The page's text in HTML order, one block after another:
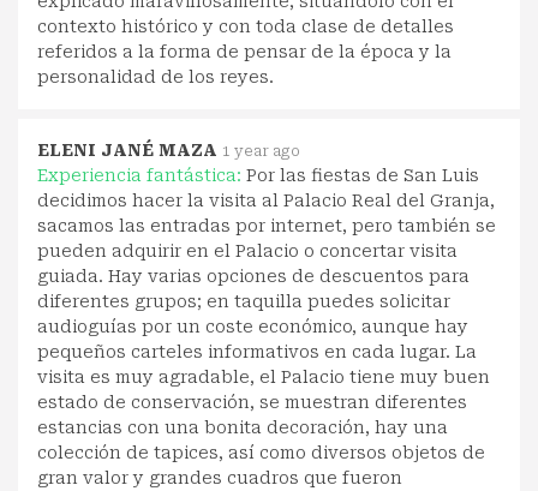
contexto histórico y con toda clase de detalles
referidos a la forma de pensar de la época y la
personalidad de los reyes.
ELENI JANÉ MAZA 1 year ago
Experiencia fantástica: Por las fiestas de San Luis
decidimos hacer la visita al Palacio Real del Granja,
sacamos las entradas por internet, pero también se
pueden adquirir en el Palacio o concertar visita
guiada. Hay varias opciones de descuentos para
diferentes grupos; en taquilla puedes solicitar
audioguías por un coste económico, aunque hay
pequeños carteles informativos en cada lugar. La
visita es muy agradable, el Palacio tiene muy buen
estado de conservación, se muestran diferentes
estancias con una bonita decoración, hay una
colección de tapices, así como diversos objetos de
gran valor y grandes cuadros que fueron